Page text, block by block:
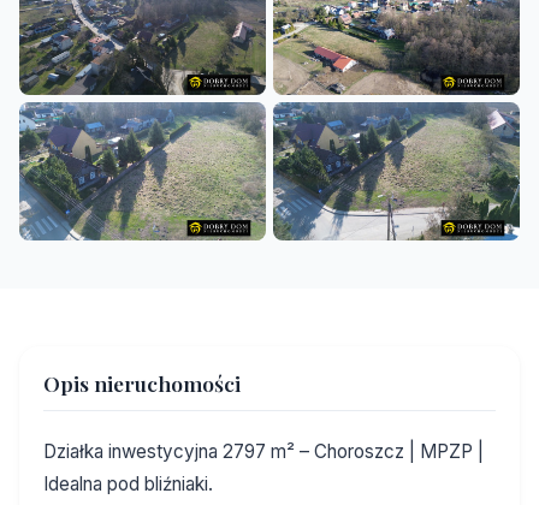
Opis nieruchomości
Działka inwestycyjna 2797 m² – Choroszcz | MPZP |
Idealna pod bliźniaki.